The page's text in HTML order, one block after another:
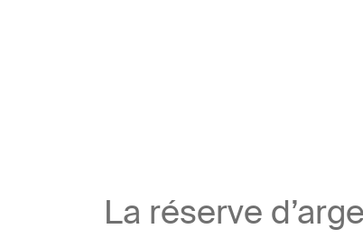
La réserve